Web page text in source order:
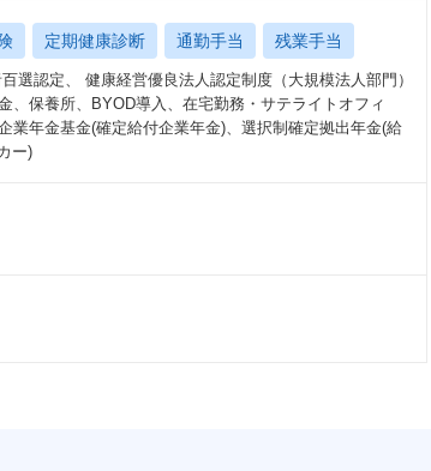
定期健康診断 通勤手当 残業手当
選認定、 健康経営優良法人認定制度（大規模法人部門）
、保養所、BYOD導入、在宅勤務・サテライトオフィ
業年金基金(確定給付企業年金)、選択制確定拠出年金(給
ー)